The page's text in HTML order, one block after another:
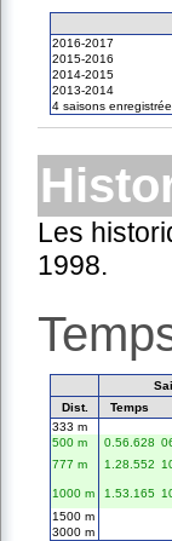
2016-2017
2015-2016
2014-2015
2013-2014
4 saisons
Les
1998.
Dist.
Temps
333 m
500 m
0.56.628
777 m
1.28.552
1000 m 1.53.165
1500 m
3000 m